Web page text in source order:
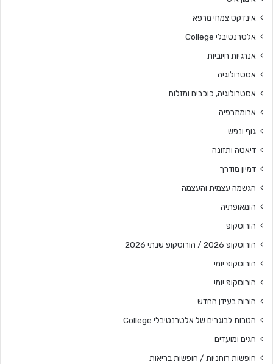
אינדקס צמחי מרפא
אלטרנטיבלי College
אנרגיות חיוביות
אסטרולוגיה
אסטרולוגיה, כוכבים ומזלות
ארומתרפיה
גוף ונפש
דיאטה ותזונה
דמיון מודרך
הגשמה עצמית והעצמה
הומאופתיה
הורוסקופ
הורוסקופ 2026 / הורוסקופ שנתי 2026
הורוסקופ יומי
הורוסקופ יומי
הורות בעידן החדש
הטבות לבוגרים של אלטרנטיבלי College
חגים ומועדים
חופשות רוחניות / חופשות בריאות